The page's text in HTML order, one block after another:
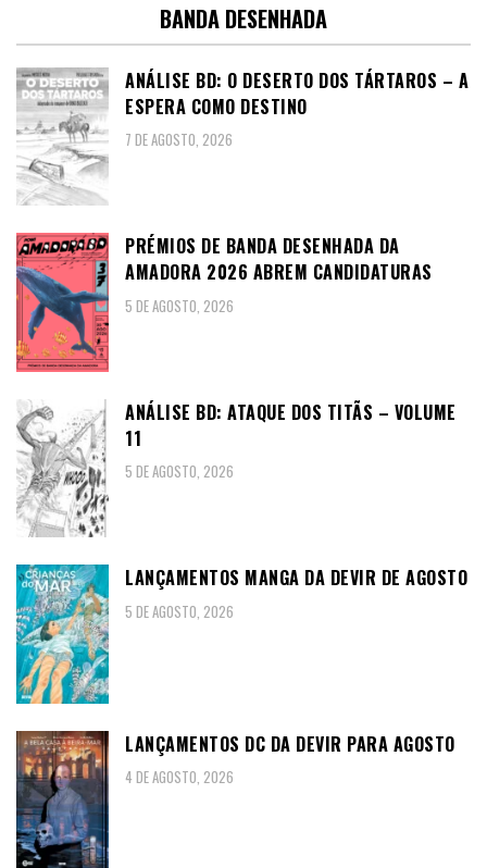
BANDA DESENHADA
ANÁLISE BD: O DESERTO DOS TÁRTAROS – A
ESPERA COMO DESTINO
7 DE AGOSTO, 2026
PRÉMIOS DE BANDA DESENHADA DA
AMADORA 2026 ABREM CANDIDATURAS
5 DE AGOSTO, 2026
ANÁLISE BD: ATAQUE DOS TITÃS – VOLUME
11
5 DE AGOSTO, 2026
LANÇAMENTOS MANGA DA DEVIR DE AGOSTO
5 DE AGOSTO, 2026
LANÇAMENTOS DC DA DEVIR PARA AGOSTO
4 DE AGOSTO, 2026